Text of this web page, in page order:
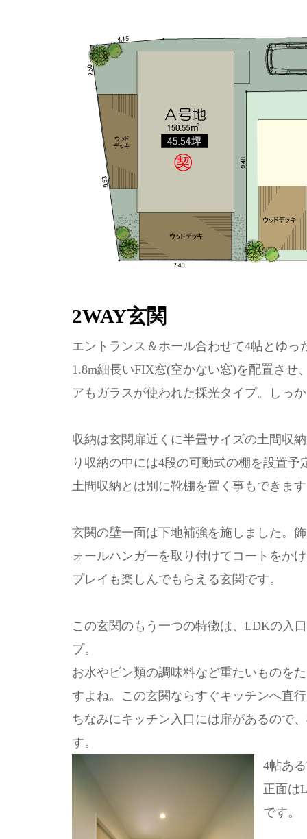
2WAY玄関
エントランス＆ホール合わせて4帖とゆ
1.8m細長いFIX窓(空かない窓)を配置させ
アもガラスが使われた採光タイプ。しっ
収納は玄関扉近くに半畳サイズの土間収
り収納の中には4段の可動式の棚を設置
土間収納とは別に靴棚を置く事もできま
玄関の壁一面は下地補強を施しました。
ォールハンガーを取り付けてコートをか
プレイも楽しんでもらえる玄関です。
この玄関のもう一つの特徴は、LDKの入
プ。
お水やビン類の調味料など重たいものを
すよね。この玄関ならすぐキッチンへ直
ちなみにキッチン入口には扉があるので
す。
4帖あ
正面は
です。